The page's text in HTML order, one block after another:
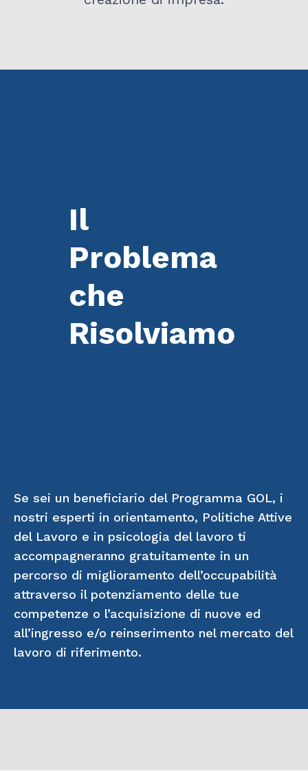
Il
Problema
che
Risolviamo
Se sei un beneficiario del Programma GOL, i
nostri esperti in orientamento, Politiche Attive
del Lavoro e in psicologia del lavoro ti
accompagneranno gratuitamente in un
percorso di miglioramento dell’occupabilità
attraverso il potenziamento delle tue
competenze o l’acquisizione di nuove ed
all’ingresso e/o reinserimento nel mercato del
lavoro di riferimento.